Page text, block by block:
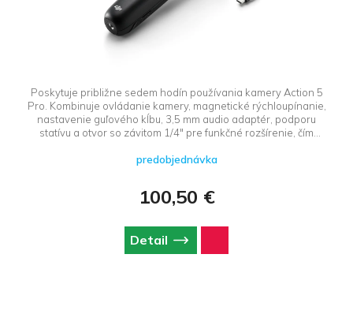
Poskytuje približne sedem hodín používania kamery Action 5
Pro. Kombinuje ovládanie kamery, magnetické rýchloupínanie,
nastavenie guľového kĺbu, 3,5 mm audio adaptér, podporu
statívu a otvor so závitom 1/4″ pre funkčné rozšírenie, čím
skladuje, takže vám na cestách nepridá žiadnu ďalšiu záťaž.
predobjednávka
100,50 €
Detail